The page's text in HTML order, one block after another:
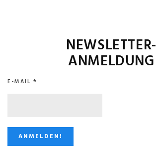
NEWSLETTER-
ANMELDUNG
E-MAIL *